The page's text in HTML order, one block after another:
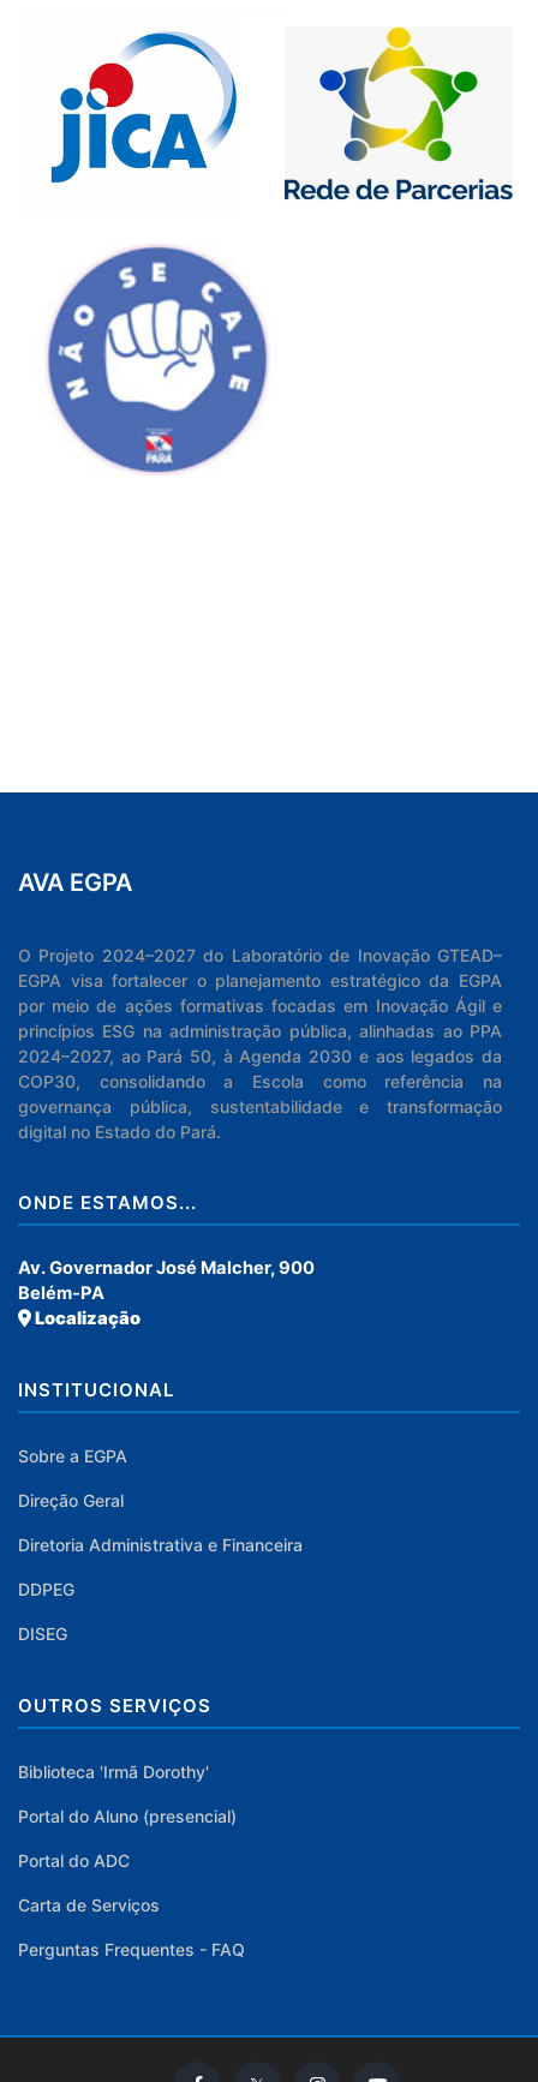
AVA EGPA
O Projeto 2024–2027 do Laboratório de Inovação GTEAD–
EGPA visa fortalecer o planejamento estratégico da EGPA
por meio de ações formativas focadas em Inovação Ágil e
princípios ESG na administração pública, alinhadas ao PPA
2024–2027, ao Pará 50, à Agenda 2030 e aos legados da
COP30, consolidando a Escola como referência na
governança pública, sustentabilidade e transformação
digital no Estado do Pará.
ONDE ESTAMOS...
Av. Governador José Malcher, 900
Belém-PA
Localização
INSTITUCIONAL
Sobre a EGPA
Direção Geral
Diretoria Administrativa e Financeira
DDPEG
DISEG
OUTROS SERVIÇOS
Biblioteca 'Irmã Dorothy'
Portal do Aluno (presencial)
Portal do ADC
Carta de Serviços
Perguntas Frequentes - FAQ